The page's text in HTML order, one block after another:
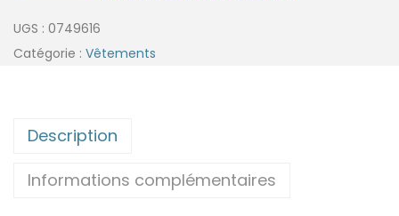
UGS : 0749616
Catégorie : Vêtements
Description
Informations complémentaires